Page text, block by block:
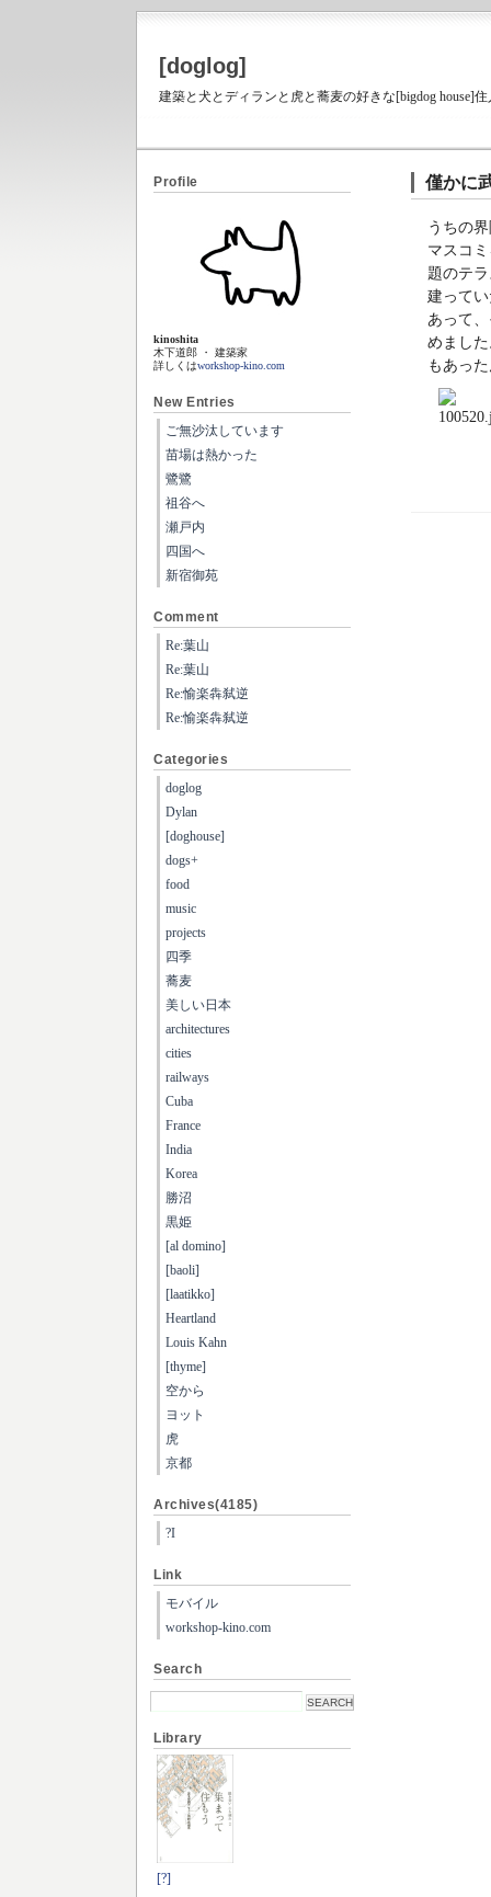
[doglog]
建築と犬とディランと虎と蕎麦の好きな[bigdog house]
僅かに
うちの
マスコ
題のテ
建って
あって
めまし
もあっ
Profile
kinoshita
木下道郎 ・ 建築家
詳しくはworkshop-kino.com
New Entries
ご無沙汰しています
苗場は熱かった
鷺鷺
祖谷へ
瀬戸内
四国へ
新宿御苑
Comment
Re:葉山
Re:葉山
Re:愉楽犇弑逆
Re:愉楽犇弑逆
Categories
doglog
Dylan
[doghouse]
dogs+
food
music
projects
四季
蕎麦
美しい日本
architectures
cities
railways
Cuba
France
India
Korea
勝沼
黒姫
[al domino]
[baoli]
[laatikko]
Heartland
Louis Kahn
[thyme]
空から
ヨット
虎
京都
Archives(4185)
?I
Link
モバイル
workshop-kino.com
Search
Library
[?]